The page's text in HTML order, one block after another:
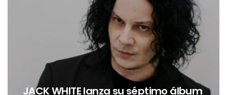
álbum
Levi’s® presenta a Belinda como
nueva embajadora para